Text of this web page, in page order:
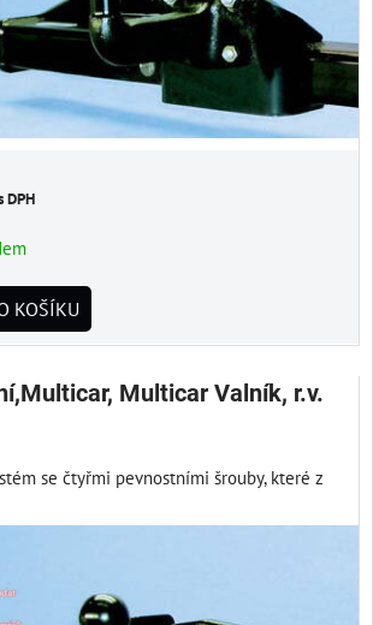
DPH
KOŠÍKU
Multicar Valník, r.v.
se čtyřmi pevnostními šrouby, které z